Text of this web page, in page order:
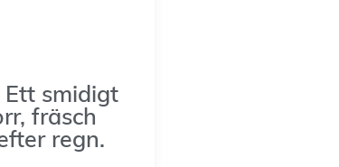
smidigt
fräsch
regn.